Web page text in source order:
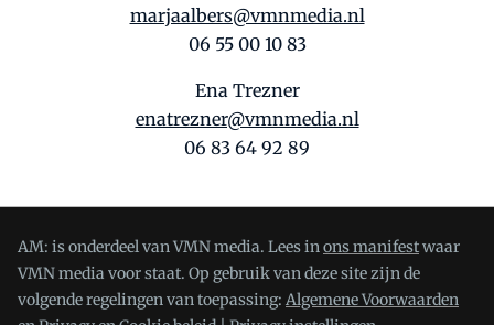
marjaalbers@vmnmedia.nl
06 55 00 10 83
Ena Trezner
enatrezner@vmnmedia.nl
06 83 64 92 89
AM: is onderdeel van VMN media. Lees inons manifestwaar
VMN media voor staat. Op gebruik van deze site zijn de
volgende regelingen van toepassing: Algemene Voorwaarden